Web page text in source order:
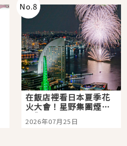
No.8
在飯店裡看日本夏季花
火大會！星野集團煙火
景觀飯店6選，讓你不用
人擠人悠閒欣賞
2026年07月25日